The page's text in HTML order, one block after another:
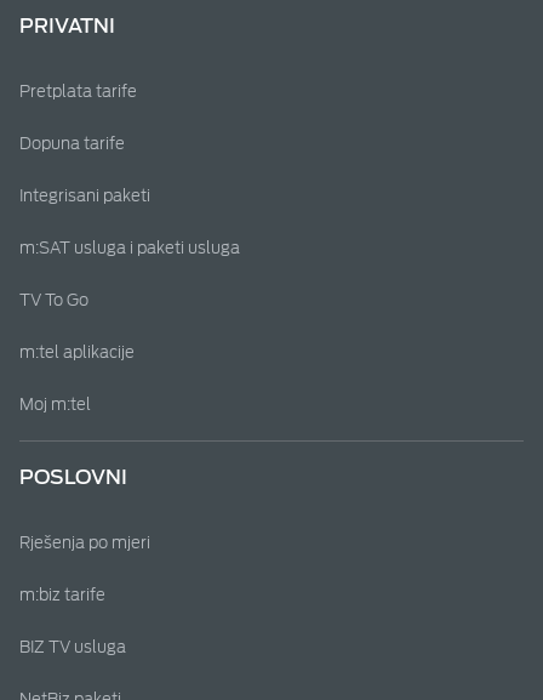
PRIVATNI
Pretplata tarife
Dopuna tarife
Integrisani paketi
m:SAT usluga i paketi usluga
TV To Go
m:tel aplikacije
Moj m:tel
POSLOVNI
Rješenja po mjeri
m:biz tarife
BIZ TV usluga